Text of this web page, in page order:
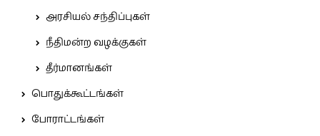
அரசியல் சந்திப்புகள்
நீதிமன்ற வழக்குகள்
தீர்மானங்கள்
பொதுக்கூட்டங்கள்
போராட்டங்கள்